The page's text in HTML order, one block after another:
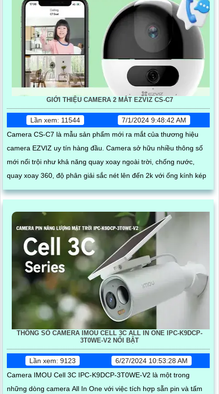
GIỚI THIỆU CAMERA 2 MẮT EZVIZ CS-C7
Lần xem: 11544
7/1/2024 9:48:42 AM
Camera CS-C7 là mẫu sản phẩm mới ra mắt của thương hiệu
camera EZVIZ uy tín hàng đầu. Camera sở hữu nhiều thông số
mới nổi trội như khả năng quay xoay ngoài trời, chống nước,
quay xoay 360, độ phân giải sắc nét lên đến 2k với ống kính kép
THÔNG SỐ CAMERA IMOU CELL 3C ALL IN ONE IPC-K9DCP-
3T0WE-V2 NỔI BẬT
Lần xem: 9123
6/27/2024 10:53:28 AM
Camera IMOU Cell 3C IPC-K9DCP-3T0WE-V2 là một trong
những dòng camera All In One với việc tích hợp sẵn pin và tấm